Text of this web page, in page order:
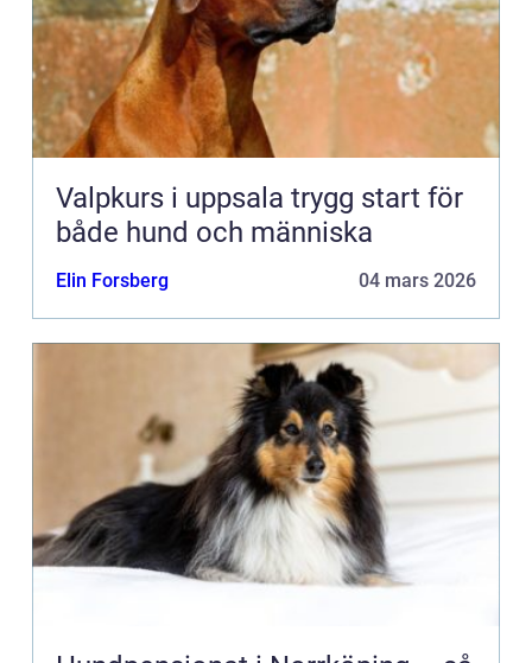
Valpkurs i uppsala trygg start för
både hund och människa
Elin Forsberg 04 mars 2026